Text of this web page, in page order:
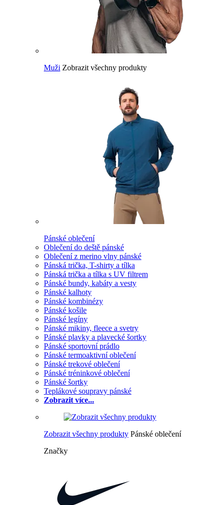
Muži Zobrazit všechny produkty
Pánské oblečení
Oblečení do deště pánské
Oblečení z merino vlny pánské
Pánská trička, T-shirty a tílka
Pánská trička a tílka s UV filtrem
Pánské bundy, kabáty a vesty
Pánské kalhoty
Pánské kombinézy
Pánské košile
Pánské legíny
Pánské mikiny, fleece a svetry
Pánské plavky a plavecké šortky
Pánské sportovní prádlo
Pánské termoaktivní oblečení
Pánské trekové oblečení
Pánské tréninkové oblečení
Pánské šortky
Teplákové soupravy pánské
Zobrazit více...
Zobrazit všechny produkty Pánské oblečení
Značky